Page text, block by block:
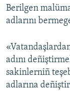
Berilgen
adlarını
adını
sakinlerniñ
adlarına